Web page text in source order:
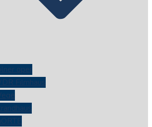
oper
Filmhaus